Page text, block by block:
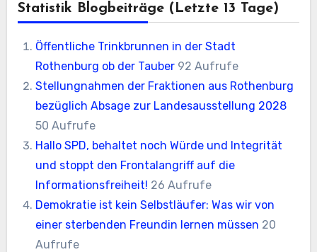
Statistik Blogbeiträge (letzte 13 Tage)
Öffentliche Trinkbrunnen in der Stadt
Rothenburg ob der Tauber 92 Aufrufe
Stellungnahmen der Fraktionen aus Rothenburg
bezüglich Absage zur Landesausstellung 2028
50 Aufrufe
Hallo SPD, behaltet noch Würde und Integrität
und stoppt den Frontalangriff auf die
Informationsfreiheit! 26 Aufrufe
Demokratie ist kein Selbstläufer: Was wir von
einer sterbenden Freundin lernen müssen 20
Aufrufe